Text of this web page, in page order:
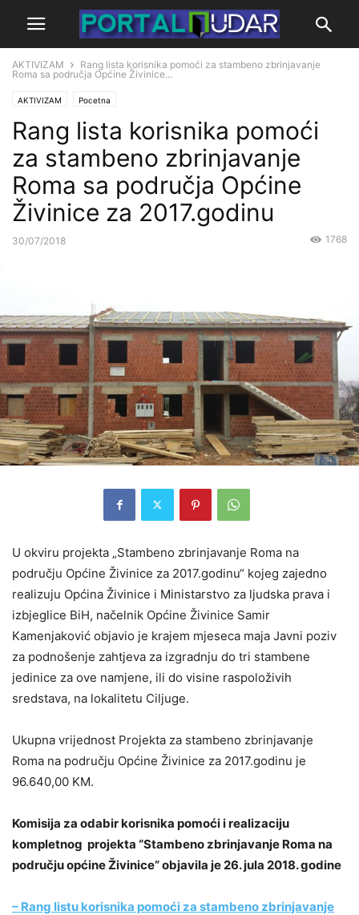
AKTIVIZAM
Rang lista korisnika pomoći za stambeno zbrinjavanje
Roma sa područja Općine Živinice...
AKTIVIZAM Pocetna
Rang lista korisnika pomoći
za stambeno zbrinjavanje
Roma sa područja Općine
Živinice za 2017.godinu
30/07/2018 1768
U okviru projekta „Stambeno zbrinjavanje Roma na
području Općine Živinice za 2017.godinu“ kojeg zajedno
realizuju Općina Živinice i Ministarstvo za ljudska prava i
izbjeglice BiH, načelnik Općine Živinice Samir
Kamenjaković objavio je krajem mjeseca maja Javni poziv
za podnošenje zahtjeva za izgradnju do tri stambene
jedinice za ove namjene, ili do visine raspoloživih
sredstava, na lokalitetu Ciljuge.
Ukupna vrijednost Projekta za stambeno zbrinjavanje
Roma na području Općine Živinice za 2017.godinu je
96.640,00 KM.
Komisija za odabir korisnika pomoći i realizaciju
kompletnog projekta “Stambeno zbrinjavanje Roma na
području općine Živinice” objavila je 26. jula 2018. godine
– Rang listu korisnika pomoći za stambeno zbrinjavanje